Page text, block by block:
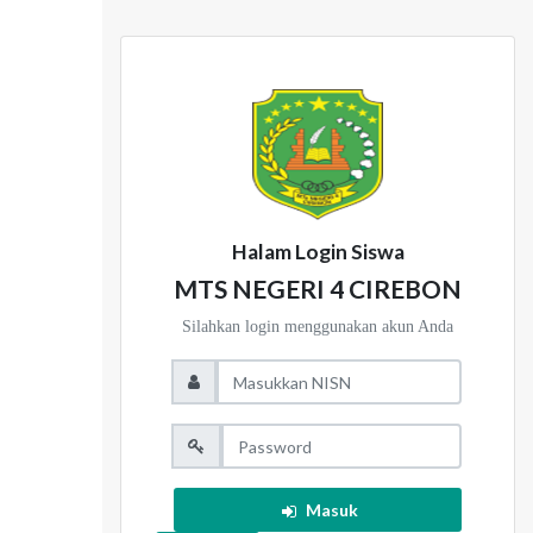
Halam Login Siswa
MTS NEGERI 4 CIREBON
Silahkan login menggunakan akun Anda
Masuk